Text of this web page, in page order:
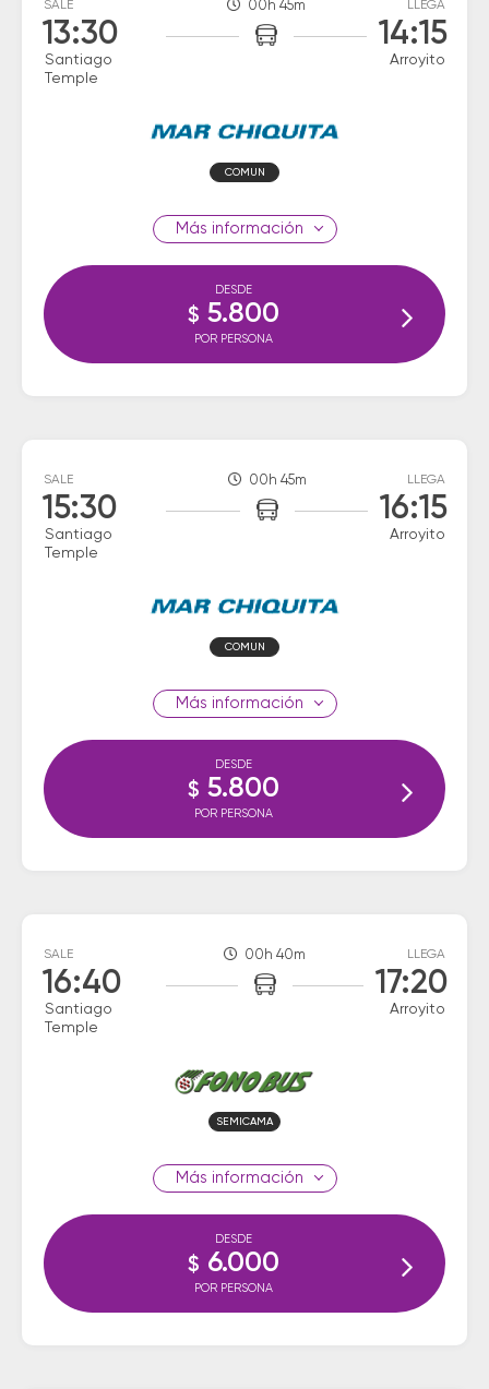
SALE
13:30
Santiago
Temple
00h 45m LLEGA
14:15
Arroyito
COMUN
información
DESDE
$ 5.800
POR PERSONA
SALE
15:30
Santiago
Temple
00h 45m LLEGA
16:15
Arroyito
COMUN
información
DESDE
$ 5.800
POR PERSONA
SALE
16:40
Santiago
Temple
00h 40m LLEGA
17:20
Arroyito
SEMICAMA
información
DESDE
$ 6.000
POR PERSONA